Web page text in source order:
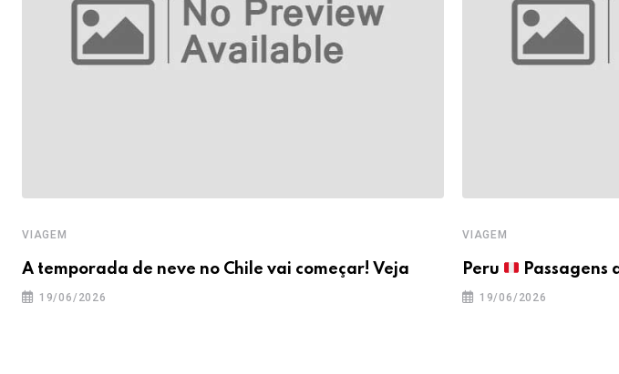
VIAGEM
A temporada de neve no Chile vai começar! Veja
19/06/2026
VIAGEM
Peru Passagens
19/06/2026